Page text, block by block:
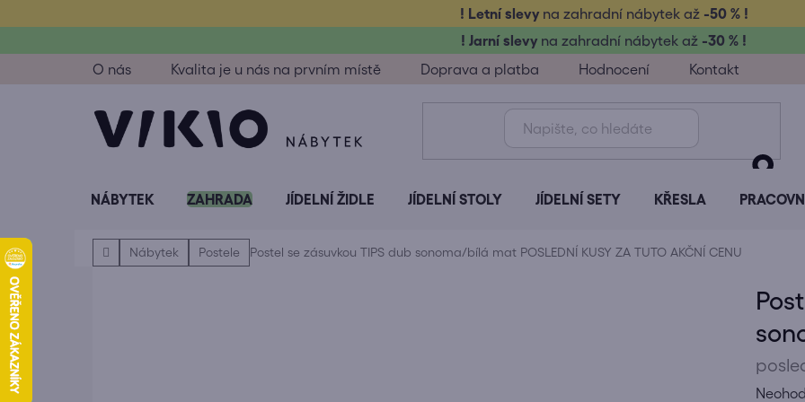
na
! Letní slevy na zahradní nábytek až-50 % !
! Jarní slevy na zahradní nábytek až -30 % !
O nás
Kvalita je u nás na prvním místě Doprava a platba Hodnocení Kontakt
NÁBYTEK ZAHRADA JÍDELNÍ ŽIDLE JÍDELNÍ STOLY JÍDELNÍ SETY KŘESLA
DomůNábytek Postele Postel se zásuvkou TIPS dub sonoma/bílá mat POSLEDNÍ KUSY ZA TUTO AKČNÍ CENU